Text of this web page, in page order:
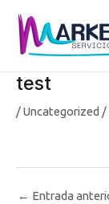
contenido
test
/Uncategorized /
Navegación
← Entrada